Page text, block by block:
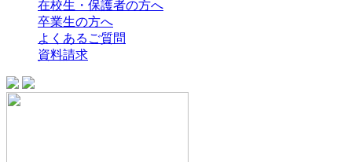
在校生・保護者の方へ
卒業生の方へ
よくあるご質問
資料請求